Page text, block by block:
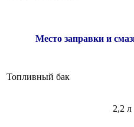
Место заправки и
Топливный бак
2,2 л